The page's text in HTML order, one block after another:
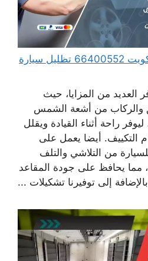
تظليل سيارات متنقل الكويت 66400552 تظليل سيارة
العديد من المزايا، حيث
والركاب من أشعة الشمس
راحة أثناء القيادة ويقلل
التكييف. أيضا يعمل على
من التلاشي والتلف
مما يحافظ على جودة المقاعد
إلى توفيرنا تشكيلات ...